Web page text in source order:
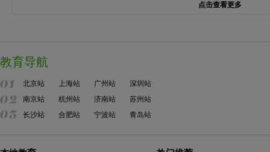
点击查看更多
教育导航
北京站 上海站 广州站
深圳站
南京站
杭州站 济南站
苏州站
长沙站
合肥站 宁波站 青岛站